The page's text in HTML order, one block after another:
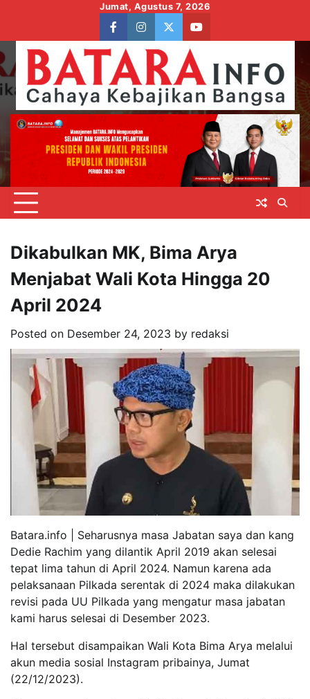
content
Jumat, Agustus 7, 2026
facebookinstagram
twitteryoutube
Dikabulkan MK, Bima Arya
Menjabat Wali Kota Hingga 20
April 2024
Posted on Desember 24, 2023 by redaksi
Batara.info | Seharusnya masa Jabatan saya dan kang
Dedie Rachim yang dilantik April 2019 akan selesai
tepat lima tahun di April 2024. Namun karena ada
pelaksanaan Pilkada serentak di 2024 maka dilakukan
revisi pada UU Pilkada yang mengatur masa jabatan
kami harus selesai di Desember 2023.
Hal tersebut disampaikan Wali Kota Bima Arya melalui
akun media sosial Instagram pribainya, Jumat
(22/12/2023).